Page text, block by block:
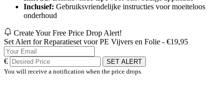
Inclusief: Gebruiksvriendelijke instructies voor moeiteloos
onderhoud
Create Your Free Price Drop Alert!
Set Alert for Reparatieset voor PE Vijvers en Folie - €19,95
€
SET ALERT
You will receive a notification when the price drops.